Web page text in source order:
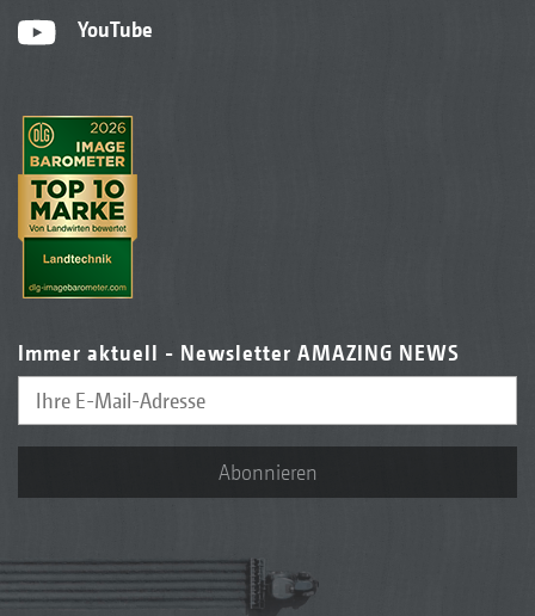
YouTube
Immer aktuell - Newsletter AMAZING NEWS
Abonnieren